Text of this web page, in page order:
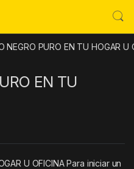
PURO EN TU HOGAR U
EN TU
U OFICINA Para iniciar un